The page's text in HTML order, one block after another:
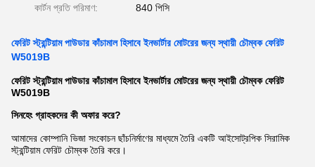
কার্টন প্রতি পরিমাণ: 840 পিসি
ফেরিট স্ট্রন্টিয়াম পাউডার কাঁচামাল হিসাবে ইনভার্টার মোটরের জন্য স্থায়ী চৌম্বক ফেরিট
W5019B
ফেরিট স্ট্রন্টিয়াম পাউডার কাঁচামাল হিসাবে ইনভার্টার মোটরের জন্য স্থায়ী চৌম্বক ফেরিট
W5019B
সিনহেং গ্রাহকদের কী অফার করে?
আমাদের কোম্পানি ভিজা সংকোচন ছাঁচনির্মাণের মাধ্যমে তৈরি একটি আইসোট্রপিক সিরামিক
স্ট্রন্টিয়াম ফেরিট চৌম্বক তৈরি করে।